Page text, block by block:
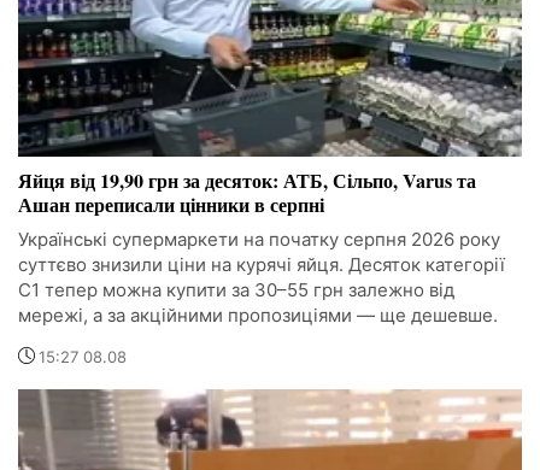
Яйця від 19,90 грн за десяток: АТБ, Сільпо, Varus та
Ашан переписали цінники в серпні
Українські супермаркети на початку серпня 2026 року
суттєво знизили ціни на курячі яйця. Десяток категорії
С1 тепер можна купити за 30–55 грн залежно від
мережі, а за акційними пропозиціями — ще дешевше.
15:27 08.08